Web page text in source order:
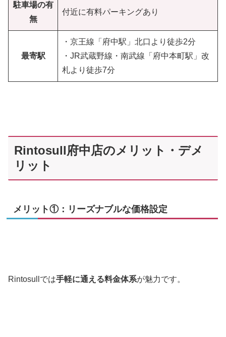
駐車場の有
無
付近に有料パーキングあり
最寄駅
・京王線「府中駅」北口より徒歩2分
・JR武蔵野線・南武線「府中本町駅」改
札より徒歩7分
Rintosull府中店のメリット・デメ
リット
メリット①：リーズナブルな価格設定
Rintosullでは手軽に通える料金体系が魅力です。